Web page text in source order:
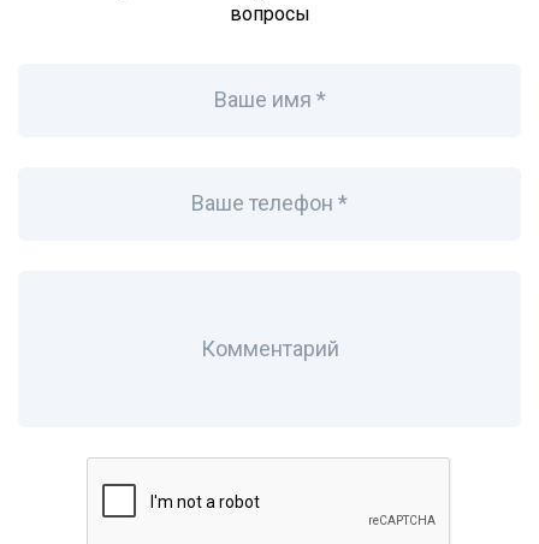
вопросы
Ваше имя *
Ваше телефон *
Комментарий